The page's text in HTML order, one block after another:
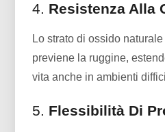
4. Resistenza Alla
Lo strato di ossido
previene la ruggine,
vita anche in ambienti
5. Flessibilità Di